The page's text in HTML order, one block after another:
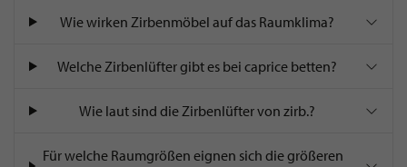
Wie wirken Zirbenmöbel auf das Raumklima?
Welche Zirbenlüfter gibt es bei caprice betten?
Wie laut sind die Zirbenlüfter von zirb.?
Für welche Raumgrößen eignen sich die größeren